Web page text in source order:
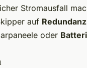
Stromausfall
auf Redundanz
oder